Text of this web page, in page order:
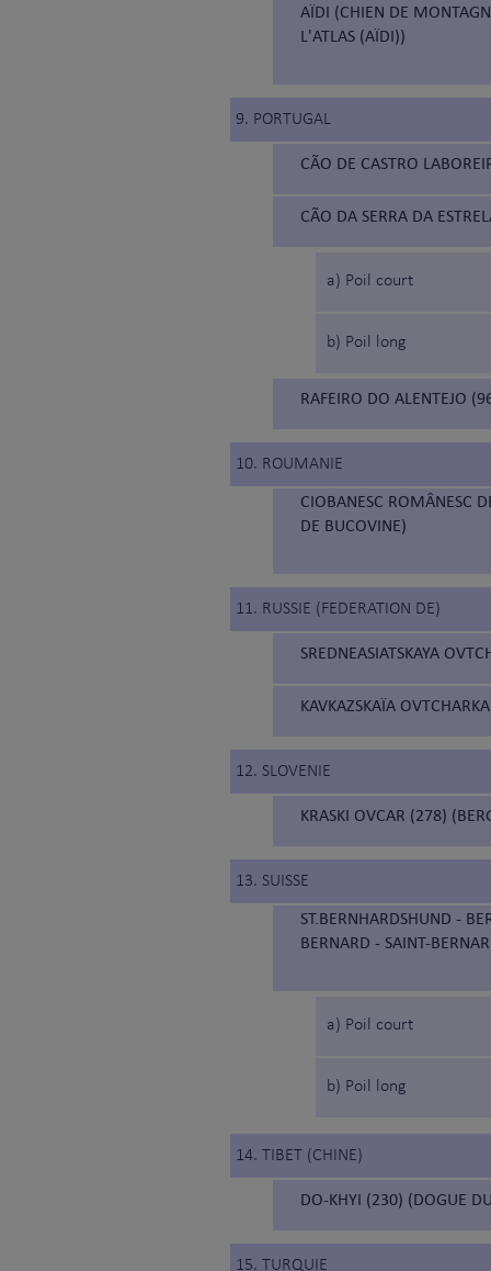
AÏDI (CHIEN DE
L'ATLAS (AÏDI))
9. PORTUGAL
CÃO DE CASTRO
CÃO DA SERRA DA
a) Poil court
b) Poil long
RAFEIRO DO ALENTEJO
10. ROUMANIE
CIOBANESC ROMÂNESC
DE BUCOVINE)
11. RUSSIE (FEDERATION DE)
SREDNEASIATSKAYA
KAVKAZSKAÏA
12. SLOVENIE
KRASKI OVCAR (278)
13. SUISSE
ST.BERNHARDSHUND -
BERNARD - SAINT-
a) Poil court
b) Poil long
14. TIBET (CHINE)
DO-KHYI (230) (DOGUE
15. TURQUIE